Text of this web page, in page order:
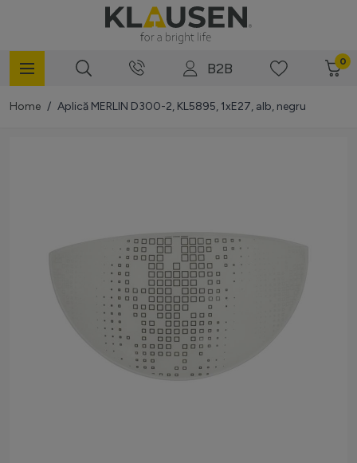
B2B 0
Home / Aplică MERLIN D300-2, KL5895, 1xE27, alb, negru